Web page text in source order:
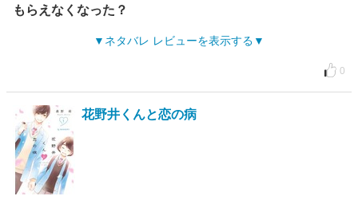
もらえなくなった？
ネタバレ レビューを表示する
0
花野井くんと恋の病